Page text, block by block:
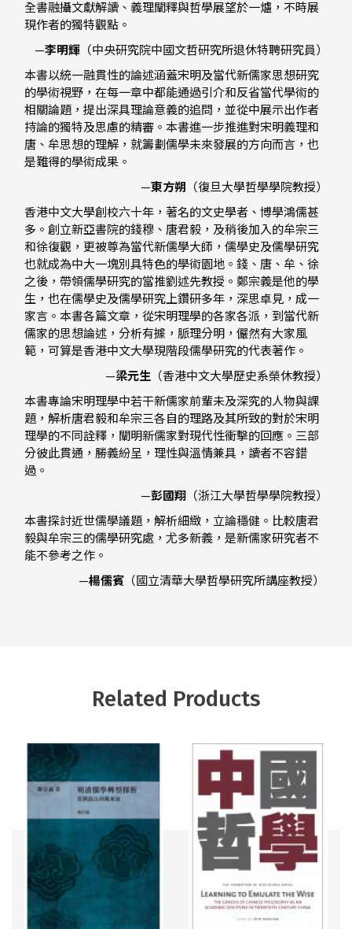
全書融攝文獻解讀、義理闡釋與哲學展望於一爐，不時展
現作者的獨特觀點。
—李明輝 （中央研究院中國文哲研究所退休特聘研究員）
本書以統一融貫性的論述涵蓋宋明及當代新儒家思想研究
的學術視野，在每一章中都能通過引介和反省當代學術的
相關論題，提出深具理論意義的追問，並從中展示出作者
持論的獨特及思慮的精審。本書進一步推進對宋明義理和
唐、牟思想的理解，就籌劃儒學未來發展的方向而言，也
是難得的學術成果。
—東方朔
（復旦大學哲學學院教授）
香港中文大學創校六十年，著名的文史學者、博學鴻儒甚
多。創立新亞書院的錢穆、唐君毅，及稍後加入的牟宗三
和徐復觀，更被尊為當代新儒學大師，儒學史及儒學研究
也就成為中大一塊別具特色的學術園地。錢、唐、牟、徐
之後，帶領儒學研究的當推劉述先教授。鄭宗義是他的學
生，也在儒學史及儒學研究上鑽研多年，深思卓見，成一
家言。本書各篇文章，從宋明理學的各家各派，到當代新
儒家的思想論述，分析有據，脈理分明，儼然有大家風
範，可算是香港中文大學現階段儒學研究的代表著作。
—梁元生 （香港中文大學歷史系榮休教授）
本書專論宋明理學中若干新儒家前輩未及深究的人物與課
題，解析唐君毅和牟宗三各自的理路及其所致的對於宋明
理學的不同詮釋，闡明新儒家對現代性衝擊的回應。三部
分彼此貫通，勝義紛呈，理性與溫情兼具，讀者不容錯
過。
—彭國翔
（浙江大學哲學學院教授）
本書探討近世儒學議題，解析細緻，立論穩健。比較唐君
毅與牟宗三的儒學研究處，尤多新義，是新儒家研究者不
能不參考之作。
—楊儒賓 （國立清華大學哲學研究所講座教授）
Related Products